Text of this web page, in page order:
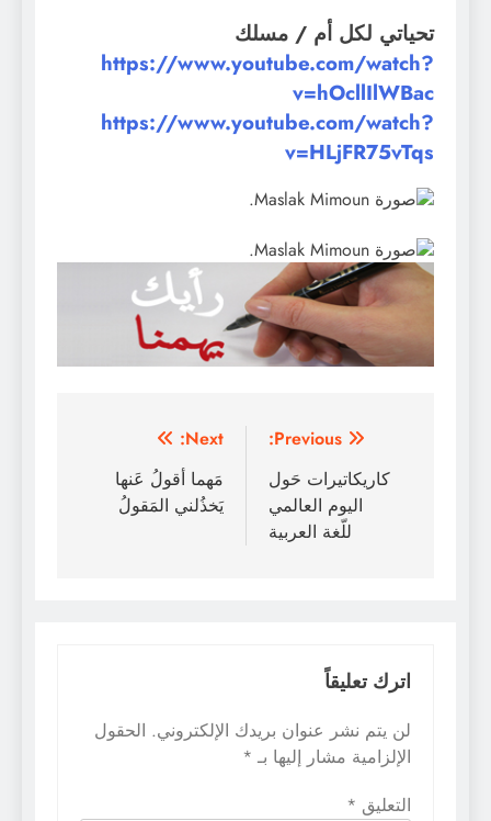
تحياتي لكل أم / مسلك
https://www.youtube.com/watch?
v=hOcllIlWBac
https://www.youtube.com/watch?
v=HLjFR75vTqs
تصفّح
المقالات
Previous:
كاريكاتيرات حَول
اليوم العالمي
للّغة العربية
Next:
مَهما أقولُ عَنها
يَخذُلني المَقولُ
اترك تعليقاً
لن يتم نشر عنوان بريدك الإلكتروني. الحقول
الإلزامية مشار إليها بـ *
التعليق *